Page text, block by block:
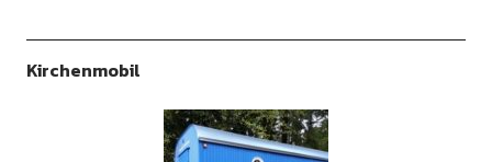
Kirchenmobil